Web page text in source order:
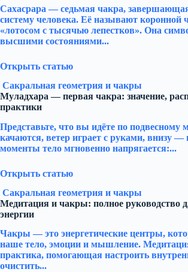
Сахасрара — седьмая чакра,
систему человека. Её называют коронной
«лотосом с тысячью лепестков». Она
высшими состояниями...
Открыть статью
Сакральная геометрия и чакры
Муладхара — первая чакра: значение,
практики
Представьте, что вы идёте по подвесному
качаются, ветер играет с руками, внизу —
моменты тело мгновенно напрягается:...
Открыть статью
Сакральная геометрия и чакры
Медитация и чакры: полное руководство
энергии
Чакры — это энергетические центры,
наше тело, эмоции и мышление.
практика, помогающая настроить
очистить...